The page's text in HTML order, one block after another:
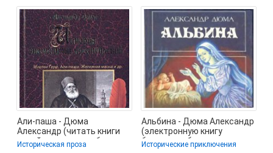
Али-паша - Дюма
Александр (читать книги
онлайн полностью без
сокращений .TXT) 📗
Историческая проза
Альбина - Дюма Александр
(электронную книгу
бесплатно без
регистрации TXT) 📗
Исторические приключения